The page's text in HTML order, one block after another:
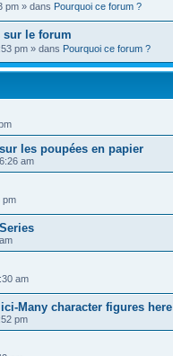
pm » dans Pourquoi ce forum ?
sur le forum
pm » dans Pourquoi ce forum ?
les poupées en papier
am
pm
am
Many character figures here
pm